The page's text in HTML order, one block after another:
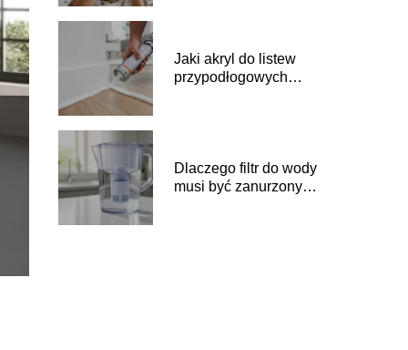
Jaki akryl do listew
przypodłogowych
Dlaczego filtr do wody
musi być zanurzony?